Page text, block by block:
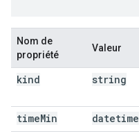
Nom de
propriété
Valeur
kind string
timeMin datetime